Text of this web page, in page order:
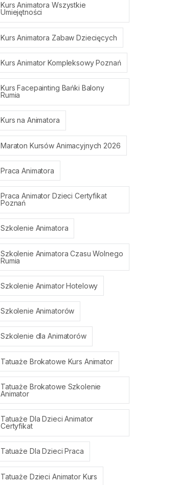
Kurs Animatora Wszystkie
Umiejętności
Kurs Animatora Zabaw Dziecięcych
Kurs Animator Kompleksowy Poznań
Kurs Facepainting Bańki Balony
Rumia
Kurs na Animatora
Maraton Kursów Animacyjnych 2026
Praca Animatora
Praca Animator Dzieci Certyfikat
Poznań
Szkolenie Animatora
Szkolenie Animatora Czasu Wolnego
Rumia
Szkolenie Animator Hotelowy
Szkolenie Animatorów
Szkolenie dla Animatorów
Tatuaże Brokatowe Kurs Animator
Tatuaże Brokatowe Szkolenie
Animator
Tatuaże Dla Dzieci Animator
Certyfikat
Tatuaże Dla Dzieci Praca
Tatuaże Dzieci Animator Kurs